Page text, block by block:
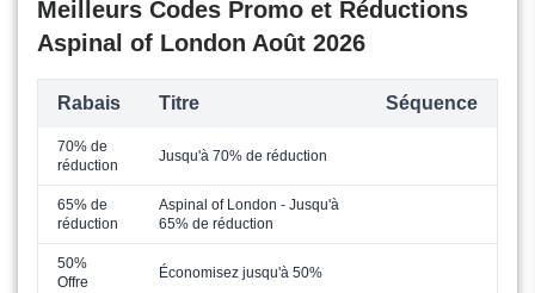
Meilleurs Codes Promo et Réductions
Aspinal of London Août 2026
Rabais Titre Séquence
70% de
réduction
Jusqu'à 70% de réduction
65% de
réduction
Aspinal of London - Jusqu'à
65% de réduction
50%
Offre
Économisez jusqu'à 50%